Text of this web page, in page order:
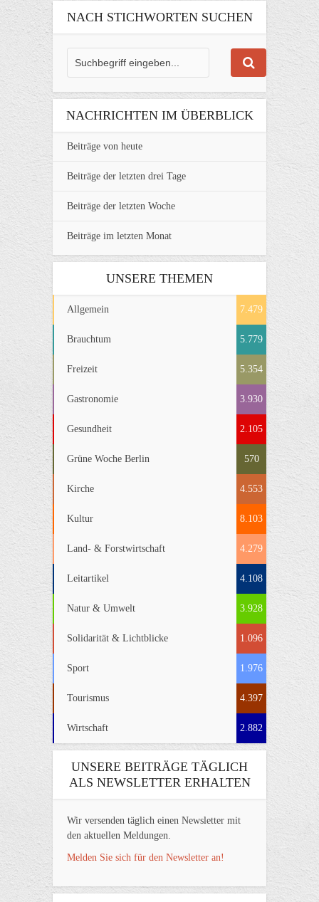
NACH STICHWORTEN SUCHEN
NACHRICHTEN IM ÜBERBLICK
Beiträge von heute
Beiträge der letzten drei Tage
Beiträge der letzten Woche
Beiträge im letzten Monat
UNSERE THEMEN
Allgemein 7.479
Brauchtum 5.779
Freizeit 5.354
Gastronomie 3.930
Gesundheit 2.105
Grüne Woche Berlin 570
Kirche 4.553
Kultur 8.103
Land- & Forstwirtschaft 4.279
Leitartikel 4.108
Natur & Umwelt 3.928
Solidarität & Lichtblicke 1.096
Sport 1.976
Tourismus 4.397
Wirtschaft 2.882
UNSERE BEITRÄGE TÄGLICH
ALS NEWSLETTER ERHALTEN
Wir versenden täglich einen Newsletter mit
den aktuellen Meldungen.
Melden Sie sich für den Newsletter an!